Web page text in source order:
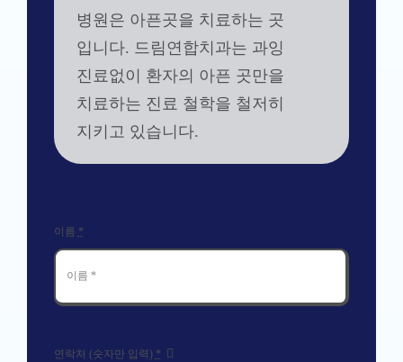
이름*
개인정보 수집/이용방침 약관에 동의하시나요?